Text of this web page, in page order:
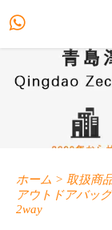

ホーム > 取扱商
アウトドアバ
2way